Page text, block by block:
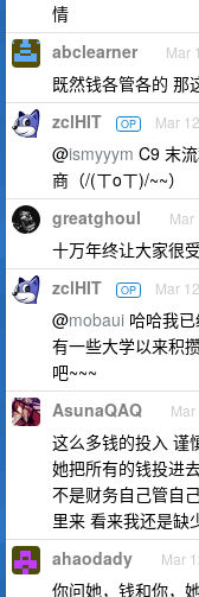
情
abclearner Mar
既然钱各管各的 那
zclHIT OP Mar
@ismyyym C9 末
商（/(ㄒoㄒ)/~~）
greatghoul Mar
十万年终让大家很
zclHIT OP Mar
@mobaui 哈哈我
有一些大学以来积
吧~~~
AsunaQAQ
这么多钱的投入 谨
她把所有的钱投进
不是财务自己管自
里来 看来我还是缺
ahaodady Mar
你问她，钱和你，